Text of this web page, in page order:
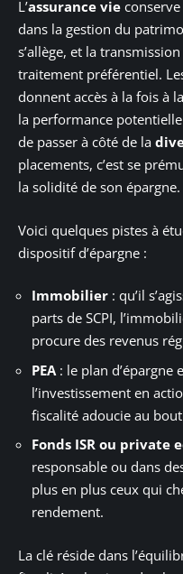
L’assurance vie
dans la gestion du
s’allège, et la
traitement préférentiel.
donnent accès à la fois à
la performance
de passer à côté de la
placements, c’est se
la solidité de son épargne.
Voici quelques pistes à
dispositif d’épargne :
Immobilier : qu’il
parts de SCPI,
procure des revenus
PEA : le plan d’épargne
l’investissement en
fiscalité adoucie au
Fonds ISR ou private
responsable ou dans
plus en plus ceux qui
rendement.
La clé réside dans